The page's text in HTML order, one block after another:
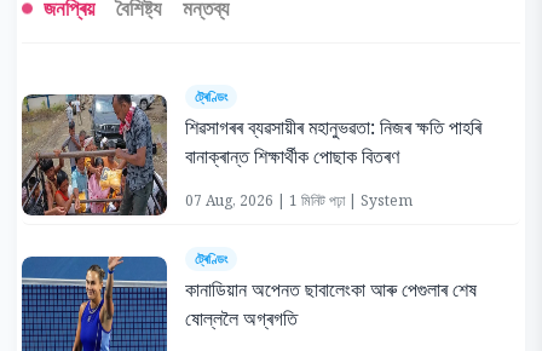
জনপ্ৰিয় বৈশিষ্ট্য মন্তব্য
ট্ৰেণ্ডিং
শিৱসাগৰৰ ব্যৱসায়ীৰ মহানুভৱতা: নিজৰ ক্ষতি পাহৰি
বানাক্ৰান্ত শিক্ষাৰ্থীক পোছাক বিতৰণ
07 Aug, 2026 | 1 মিনিট পঢ়া | System
ট্ৰেণ্ডিং
কানাডিয়ান অপেনত ছাবালেংকা আৰু পেগুলাৰ শেষ
ষোল্ললৈ অগ্ৰগতি